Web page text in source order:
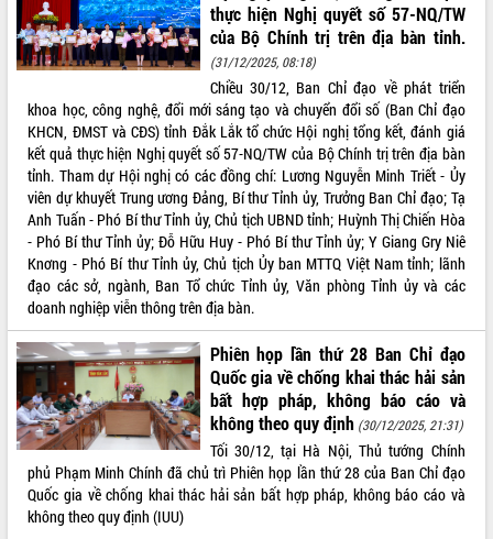
Họp báo thông tin về Hội nghị Công bố
Quy hoạch và Xúc tiến đầu tư tỉnh Đắk
Lắk
Khơi thông điểm nghẽn, đẩy nhanh
giải ngân vốn khắc phục thiên tai
HĐND tỉnh thông qua điều chỉnh Quy
hoạch tỉnh thời kỳ 2021-2030
Hội thảo góp ý hồ sơ điều chỉnh quy
hoạch tỉnh Đắk Lắk thời kỳ 2021-2030,
tầm nhìn đến năm 2050
Nâng cao hiệu quả hoạt động của các
doanh nghiệp nhà nước
Hội nghị triển khai kết nối mạng
truyền số liệu chuyên dùng phục vụ cơ
quan Đảng, Nhà nước
Lễ phát động chuỗi hoạt động chung
tay làm sạch môi trường
Xã Ea Kar bước chuyển mình trong
công tác cải cách hành chính mô hình
mới
UBND tỉnh họp báo định kỳ tháng 4
năm 2026
thực hiện Nghị quyết số 57-NQ/TW
của Bộ Chính trị trên địa bàn tỉnh.
(31/12/2025, 08:18)
Chiều 30/12, Ban Chỉ đạo về phát triển
khoa học, công nghệ, đổi mới sáng tạo và chuyển đổi số (Ban Chỉ đạo
KHCN, ĐMST và CĐS) tỉnh Đắk Lắk tổ chức Hội nghị tổng kết, đánh giá
kết quả thực hiện Nghị quyết số 57-NQ/TW của Bộ Chính trị trên địa bàn
tỉnh. Tham dự Hội nghị có các đồng chí: Lương Nguyễn Minh Triết - Ủy
viên dự khuyết Trung ương Đảng, Bí thư Tỉnh ủy, Trưởng Ban Chỉ đạo; Tạ
Anh Tuấn - Phó Bí thư Tỉnh ủy, Chủ tịch UBND tỉnh; Huỳnh Thị Chiến Hòa
- Phó Bí thư Tỉnh ủy; Đỗ Hữu Huy - Phó Bí thư Tỉnh ủy; Y Giang Gry Niê
Knơng - Phó Bí thư Tỉnh ủy, Chủ tịch Ủy ban MTTQ Việt Nam tỉnh; lãnh
đạo các sở, ngành, Ban Tổ chức Tỉnh ủy, Văn phòng Tỉnh ủy và các
doanh nghiệp viễn thông trên địa bàn.
Phiên họp lần thứ 28 Ban Chỉ đạo
Quốc gia về chống khai thác hải sản
bất hợp pháp, không báo cáo và
không theo quy định (30/12/2025, 21:31)
Tối 30/12, tại Hà Nội, Thủ tướng Chính
phủ Phạm Minh Chính đã chủ trì Phiên họp lần thứ 28 của Ban Chỉ đạo
Quốc gia về chống khai thác hải sản bất hợp pháp, không báo cáo và
không theo quy định (IUU)